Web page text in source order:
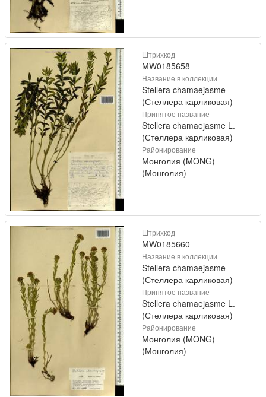
Штрихкод
MW0185658
Название в коллекции
Stellera chamaejasme
(Стеллера карликовая)
Принятое название
Stellera chamaejasme L.
(Стеллера карликовая)
Районирование
Монголия (MONG)
(Монголия)
Штрихкод
MW0185660
Название в коллекции
Stellera chamaejasme
(Стеллера карликовая)
Принятое название
Stellera chamaejasme L.
(Стеллера карликовая)
Районирование
Монголия (MONG)
(Монголия)